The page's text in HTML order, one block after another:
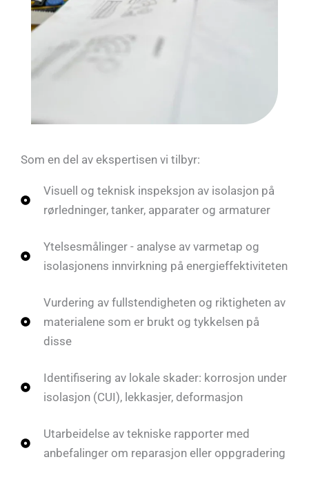
Som en del av ekspertisen vi tilbyr:
Visuell og teknisk inspeksjon av isolasjon på
rørledninger, tanker, apparater og armaturer
Ytelsesmålinger - analyse av varmetap og
isolasjonens innvirkning på energieffektiviteten
Vurdering av fullstendigheten og riktigheten av
materialene som er brukt og tykkelsen på
disse
Identifisering av lokale skader: korrosjon under
isolasjon (CUI), lekkasjer, deformasjon
Utarbeidelse av tekniske rapporter med
anbefalinger om reparasjon eller oppgradering